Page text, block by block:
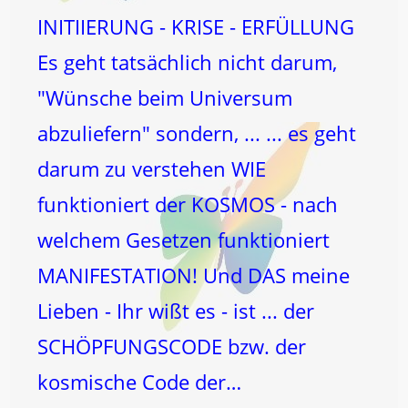
INITIIERUNG - KRISE - ERFÜLLUNG
Es geht tatsächlich nicht darum,
"Wünsche beim Universum
abzuliefern" sondern, ... ... es geht
darum zu verstehen WIE
funktioniert der KOSMOS - nach
welchem Gesetzen funktioniert
MANIFESTATION! Und DAS meine
Lieben - Ihr wißt es - ist ... der
SCHÖPFUNGSCODE bzw. der
kosmische Code der…